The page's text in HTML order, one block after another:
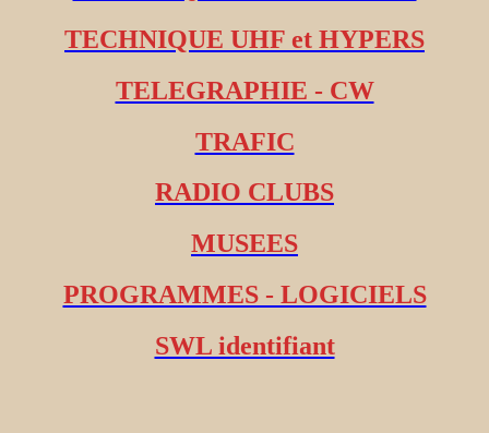
TECHNIQUE UHF et HYPERS
TELEGRAPHIE - CW
TRAFIC
RADIO CLUBS
MUSEES
PROGRAMMES - LOGICIELS
SWL identifiant